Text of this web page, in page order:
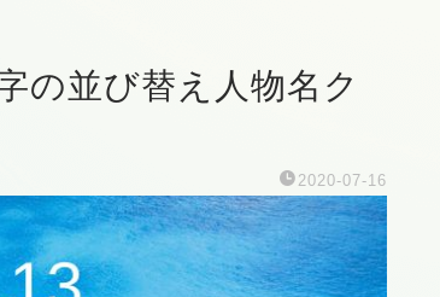
並び替え人物名ク
2020-07-16